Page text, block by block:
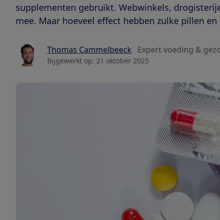
supplementen gebruikt. Webwinkels,
mee. Maar hoeveel effect hebben zulke pillen
Thomas Cammelbeeck Expert voeding &
Bijgewerkt op: 21 oktober 2025